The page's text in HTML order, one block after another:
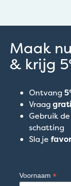
Maak
& krijg
Ontvang
Vraag
Gebruik
schatting
Sla je
Voornaam *